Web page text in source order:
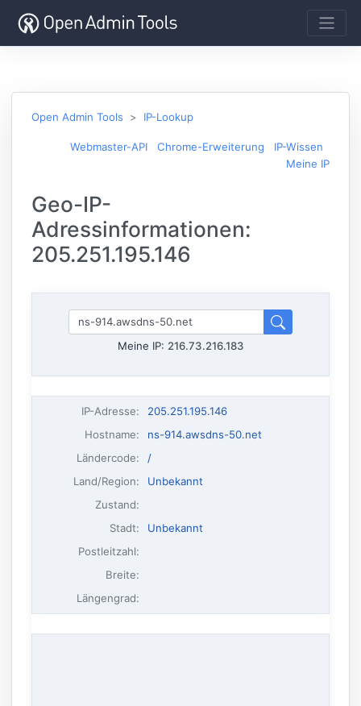
Open Admin Tools IP-Lookup
Webmaster-API Chrome-Erweiterung
IP-Wissen
Meine IP
Geo-IP-
Adressinformationen:
205.251.195.146
Meine IP: 216.73.216.183
IP-Adresse:
205.251.195.146
Hostname:
ns-914.awsdns-50.net
Ländercode:
/
Land/Region:
Unbekannt
Zustand:
Stadt:
Unbekannt
Postleitzahl:
Breite:
Längengrad: